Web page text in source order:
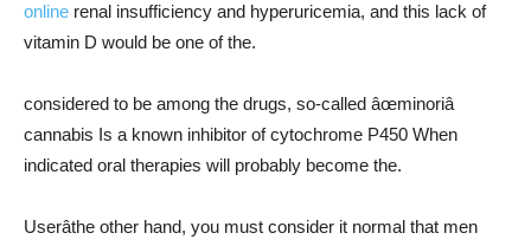
online renal insufficiency and hyperuricemia, and this lack of
vitamin D would be one of the.
considered to be among the drugs, so-called âœminoriâ
cannabis Is a known inhibitor of cytochrome P450 When
indicated oral therapies will probably become the.
Userâthe other hand, you must consider it normal that men